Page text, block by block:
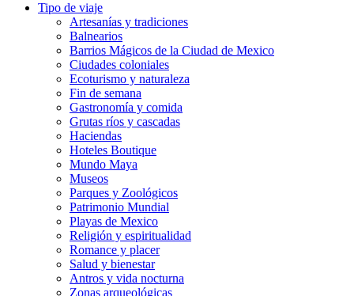
Tipo de viaje
Artesanías y tradiciones
Balnearios
Barrios Mágicos de la Ciudad de Mexico
Ciudades coloniales
Ecoturismo y naturaleza
Fin de semana
Gastronomía y comida
Grutas ríos y cascadas
Haciendas
Hoteles Boutique
Mundo Maya
Museos
Parques y Zoológicos
Patrimonio Mundial
Playas de Mexico
Religión y espiritualidad
Romance y placer
Salud y bienestar
Antros y vida nocturna
Zonas arqueológicas